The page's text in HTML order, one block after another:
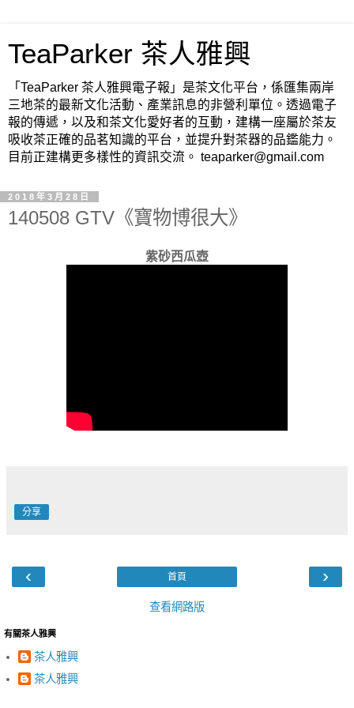
TeaParker 茶人雅興
「TeaParker 茶人雅興電子報」是茶文化平台，係匯集兩岸
三地茶的最新文化活動、產業訊息的非營利單位。透過電子
報的傳遞，以及和茶文化愛好者的互動，建構一座屬於茶友
吸收茶正確的品茗知識的平台，並提升對茶器的品鑑能力。
目前正建構更多樣性的資訊交流。 teaparker@gmail.com
2018年3月28日
140508 GTV《寶物博很大》
紫砂西瓜壺
分享
‹ ›
首頁
查看網路版
有關茶人雅興
茶人雅興
茶人雅興